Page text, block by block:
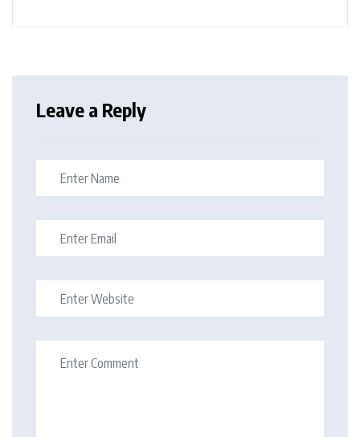
Leave a Reply